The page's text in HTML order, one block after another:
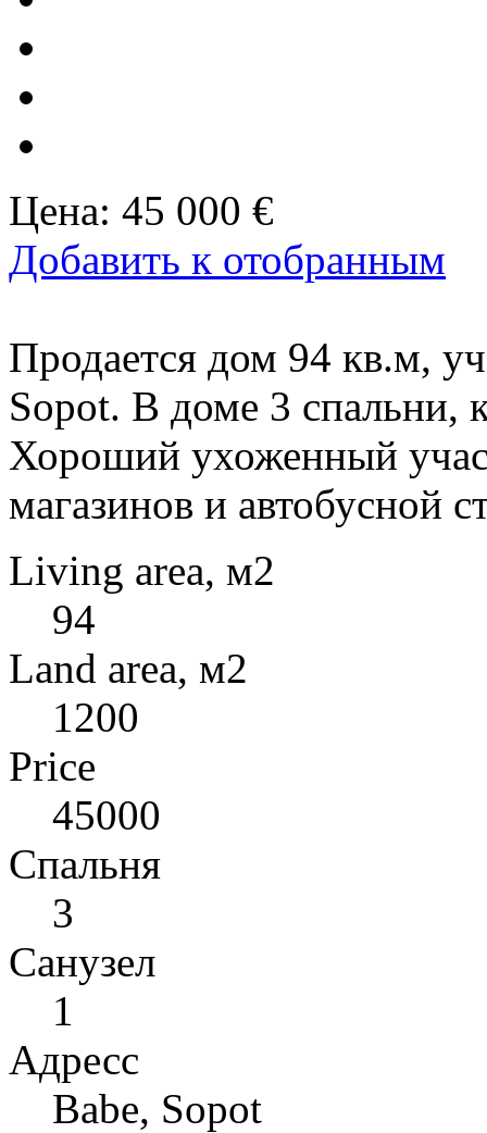
Цена: 45 000 €
Добавить к отобранным
Продается дом 94 кв.м,
Sopot. В доме 3 спальни,
Хороший ухоженный
магазинов и автобусной
Living area, м2
94
Land area, м2
1200
Price
45000
Спальня
3
Санузел
1
Адресс
Babe, Sopot